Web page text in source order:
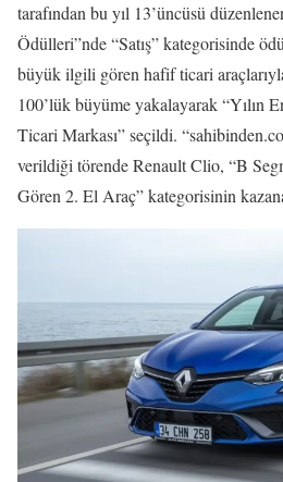
tarafından bu yıl 13’üncüsü
Ödülleri”nde “Satış” kategorisinde
büyük ilgili gören hafif ticari
100’lük büyüme yakalayarak “Yılın
Ticari Markası” seçildi.
verildiği törende Renault Clio, “B
Gören 2. El Araç” kategorisinin